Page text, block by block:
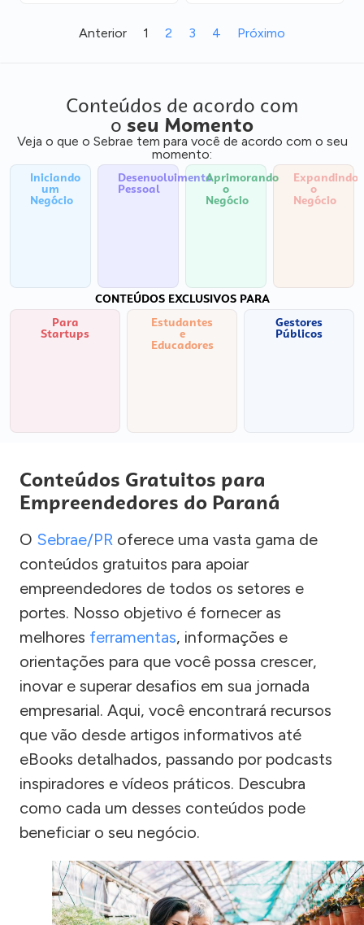
Anterior 1 2 3 4 Próximo
Conteúdos de acordo com
o seu Momento
Veja o que o Sebrae tem para você de acordo com o seu
momento:
Iniciando
um
Negócio
Desenvolvimento
Pessoal
Aprimorando
o
Negócio
Expandindo
o
Negócio
CONTEÚDOS EXCLUSIVOS PARA
Para
Startups
Estudantes
e
Educadores
Gestores
Públicos
Conteúdos Gratuitos para
Empreendedores do Paraná
O Sebrae/PR oferece uma vasta gama de
conteúdos gratuitos para apoiar
empreendedores de todos os setores e
portes. Nosso objetivo é fornecer as
melhores ferramentas, informações e
orientações para que você possa crescer,
inovar e superar desafios em sua jornada
empresarial. Aqui, você encontrará recursos
que vão desde artigos informativos até
eBooks detalhados, passando por podcasts
inspiradores e vídeos práticos. Descubra
como cada um desses conteúdos pode
beneficiar o seu negócio.